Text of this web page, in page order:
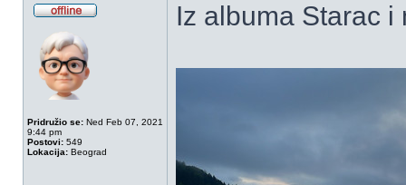
Pridružio se: Ned Feb 07, 2021
9:44 pm
Postovi: 549
Lokacija: Beograd
Iz albuma Starac